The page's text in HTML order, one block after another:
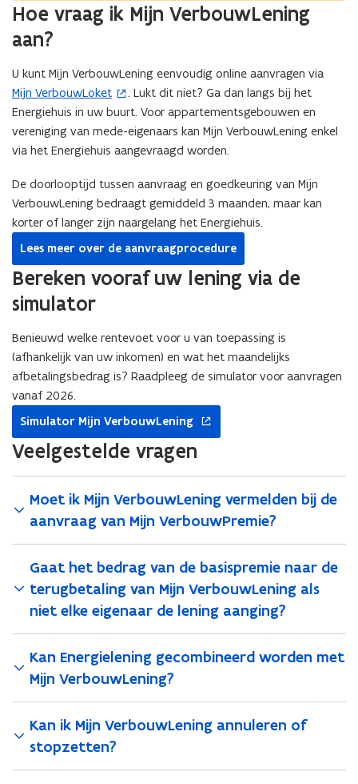
Hoe vraag ik Mijn VerbouwLening
aan?
U kunt Mijn VerbouwLening eenvoudig online aanvragen via
Mijn VerbouwLoket
(
o
p
e
t
i
n
i
e
u
v
e
n
s
e
)
. Lukt dit niet? Ga dan langs bij het
Energiehuis in uw buurt. Voor appartementsgebouwen en
vereniging van mede-eigenaars kan Mijn VerbouwLening enkel
via het Energiehuis aangevraagd worden.
De doorlooptijd tussen aanvraag en goedkeuring van Mijn
VerbouwLening bedraagt gemiddeld 3 maanden, maar kan
korter of langer zijn naargelang het Energiehuis.
Lees meer over de aanvraagprocedure
Bereken vooraf uw lening via de
simulator
Benieuwd welke rentevoet voor u van toepassing is
(afhankelijk van uw inkomen) en wat het maandelijks
afbetalingsbedrag is? Raadpleeg de simulator voor aanvragen
vanaf 2026.
Simulator Mijn VerbouwLening
opent
nieuw
venster
Veelgestelde vragen
Moet ik Mijn VerbouwLening vermelden bij de
aanvraag van Mijn VerbouwPremie?
Gaat het bedrag van de basispremie naar de
terugbetaling van Mijn VerbouwLening als
niet elke eigenaar de lening aanging?
Kan Energielening gecombineerd worden met
Mijn VerbouwLening?
Kan ik Mijn VerbouwLening annuleren of
stopzetten?